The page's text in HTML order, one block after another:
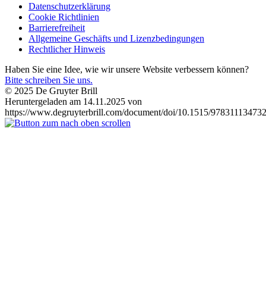
Datenschutzerklärung
Cookie Richtlinien
Barrierefreiheit
Allgemeine Geschäfts und Lizenzbedingungen
Rechtlicher Hinweis
Haben Sie eine Idee, wie wir unsere Website verbessern können?
Bitte schreiben Sie uns.
© 2025 De Gruyter Brill
Heruntergeladen am 14.11.2025 von
https://www.degruyterbrill.com/document/doi/10.1515/